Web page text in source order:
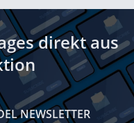
direkt aus
NEWSLETTER